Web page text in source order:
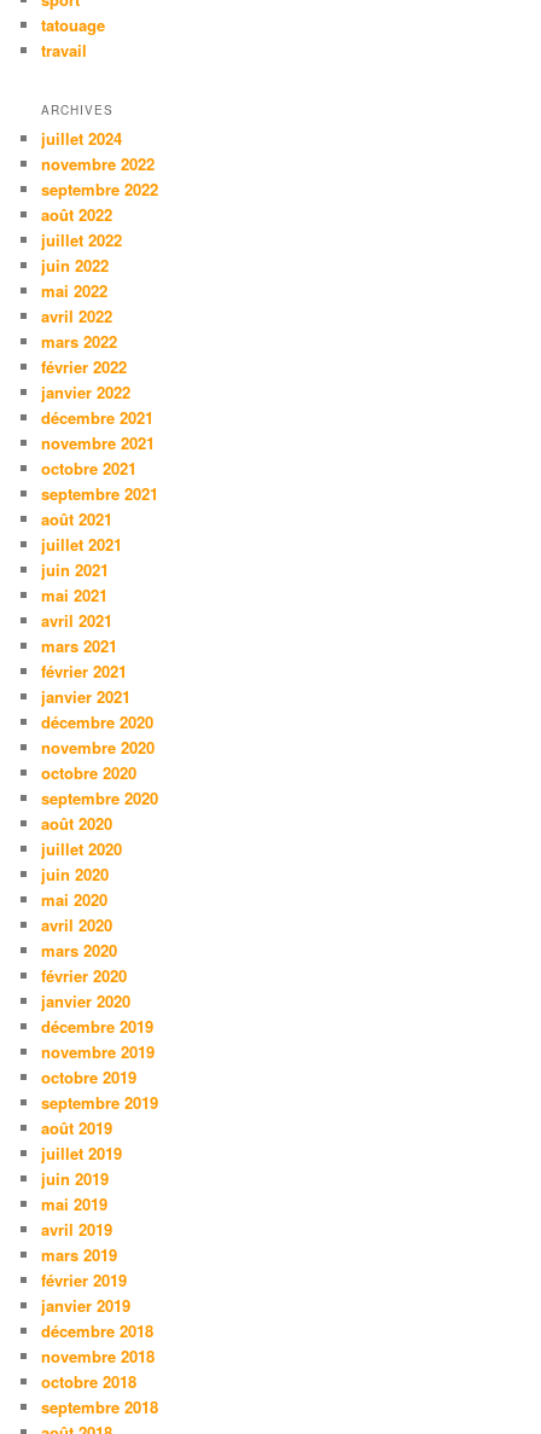
tatouage
travail
ARCHIVES
juillet 2024
novembre 2022
septembre 2022
août 2022
juillet 2022
juin 2022
mai 2022
avril 2022
mars 2022
février 2022
janvier 2022
décembre 2021
novembre 2021
octobre 2021
septembre 2021
août 2021
juillet 2021
juin 2021
mai 2021
avril 2021
mars 2021
février 2021
janvier 2021
décembre 2020
novembre 2020
octobre 2020
septembre 2020
août 2020
juillet 2020
juin 2020
mai 2020
avril 2020
mars 2020
février 2020
janvier 2020
décembre 2019
novembre 2019
octobre 2019
septembre 2019
août 2019
juillet 2019
juin 2019
mai 2019
avril 2019
mars 2019
février 2019
janvier 2019
décembre 2018
novembre 2018
octobre 2018
septembre 2018